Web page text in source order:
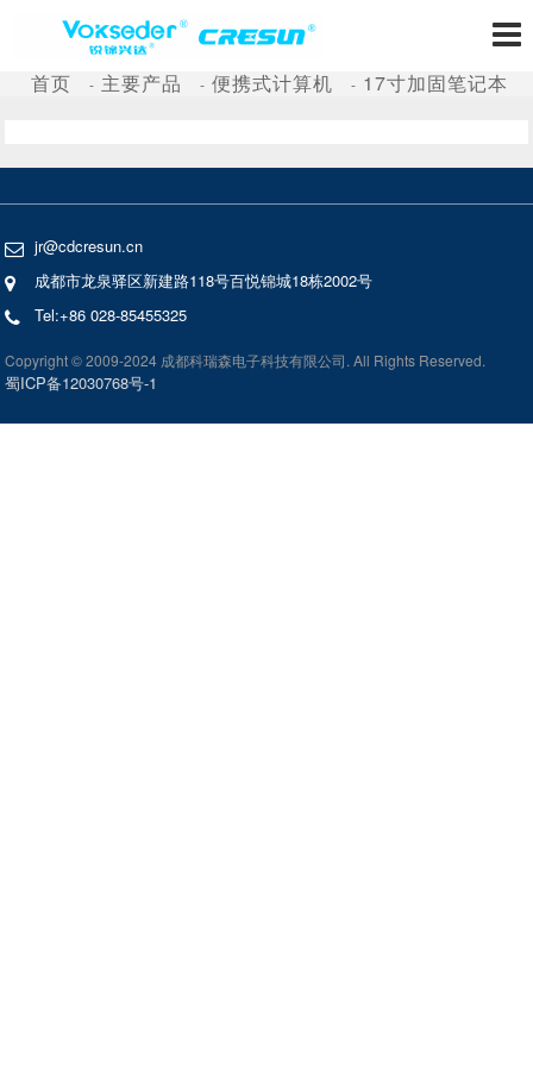
首页 主要产品 便携式计算机 17寸加固笔记本
jr@cdcresun.cn
成都市龙泉驿区新建路118号百悦锦城18栋2002号
Tel:+86 028-85455325
Copyright © 2009-2024 成都科瑞森电子科技有限公司. All Rights Reserved.
蜀ICP备12030768号-1